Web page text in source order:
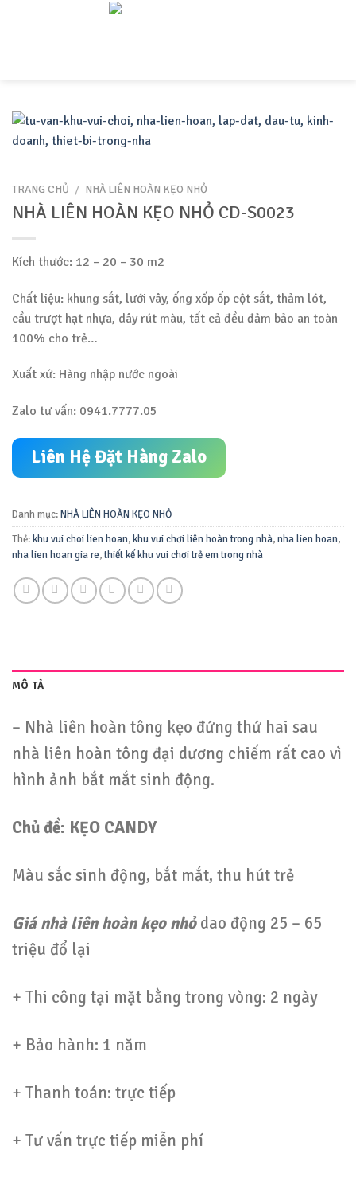
TRANG CHỦ / NHÀ LIÊN HOÀN KẸO NHỎ
NHÀ LIÊN HOÀN KẸO NHỎ CD-S0023
Kích thước: 12 – 20 – 30 m2
Chất liệu: khung sắt, lưới vây, ống xốp ốp cột sắt, thảm lót,
cầu trượt hạt nhựa, dây rút màu, tất cả đều đảm bảo an toàn
100% cho trẻ…
Xuất xứ: Hàng nhập nước ngoài
Zalo tư vấn: 0941.7777.05
Liên Hệ Đặt Hàng Zalo
Danh mục:NHÀ LIÊN HOÀN KẸO NHỎ
Thẻ: khu vui choi lien hoan, khu vui chơi liên hoàn trong nhà,nha lien hoan,
nha lien hoan gia re,thiết kế khu vui chơi trẻ em trong nhà
MÔ TẢ
– Nhà liên hoàn tông kẹo đứng thứ hai sau
nhà liên hoàn tông đại dương chiếm rất cao vì
hình ảnh bắt mắt sinh động.
Chủ đề: KẸO CANDY
Màu sắc sinh động, bắt mắt, thu hút trẻ
Giá nhà liên hoàn kẹo nhỏdao động 25 – 65
triệu đổ lại
+ Thi công tại mặt bằng trong vòng: 2 ngày
+ Bảo hành: 1 năm
+ Thanh toán: trực tiếp
+ Tư vấn trực tiếp miễn phí